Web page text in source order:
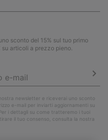
sconto del 15% sul tuo primo
articoli a prezzo pieno.
newsletter e riceverai uno sconto
e-mail per inviarti aggiornamenti su
i dettagli su come tratteremo i tuoi
il tuo consenso, consulta la nostra